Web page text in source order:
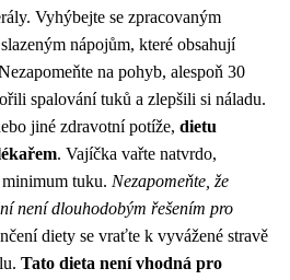
Vyhýbejte se zpracovaným
nápojům, které obsahují
na pohyb, alespoň 30
spalování tuků a zlepšili si náladu.
jiné zdravotní potíže, dietu
. Vajíčka vařte natvrdo,
tuku. Nezapomeňte, že
není dlouhodobým řešením pro
diety se vraťte k vyvážené stravě
Tato dieta není vhodná pro